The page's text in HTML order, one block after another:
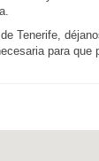
Tenerife,
para que